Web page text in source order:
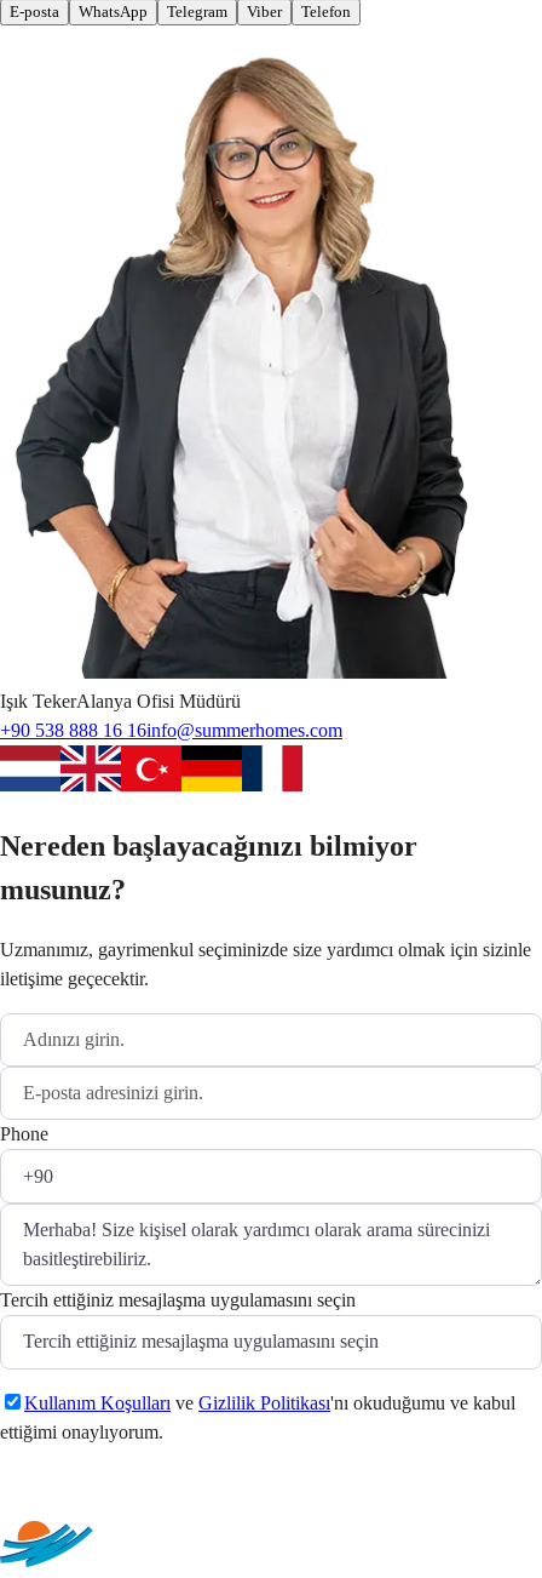
E-posta WhatsApp Telegram Viber Telefon
Işık TekerAlanya Ofisi Müdürü
+90 538 888 16 16info@summerhomes.com
Nereden başlayacağınızı bilmiyor
musunuz?
Uzmanımız, gayrimenkul seçiminizde size yardımcı olmak için sizinle
iletişime geçecektir.
Phone
Tercih ettiğiniz mesajlaşma uygulamasını seçin
Kullanım Koşulları ve Gizlilik Politikası'nı okuduğumu ve kabul
ettiğimi onaylıyorum.